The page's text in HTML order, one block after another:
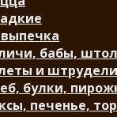
бабы,
и штрудели
булки,
печенье,